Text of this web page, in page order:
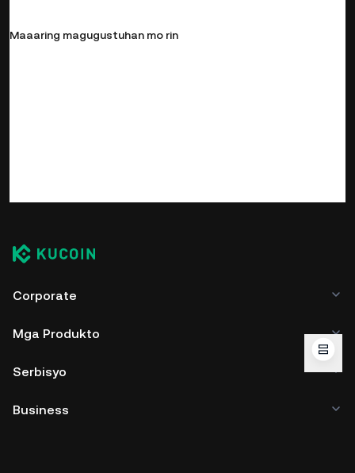
Maaaring magugustuhan mo rin
Corporate
Mga Produkto
Serbisyo
Business